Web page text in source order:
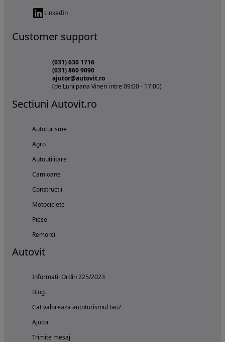
LinkedIn
Customer support
(031) 630 1716
(031) 860 9090
ajutor@autovit.ro
(de Luni pana Vineri intre 09:00 - 17:00)
Sectiuni Autovit.ro
Autoturisme
Agro
Autoutilitare
Camioane
Constructii
Motociclete
Piese
Remorci
Autovit
Informatii Ordin 225/2023
Blog
Cat valoreaza autoturismul tau?
Ajutor
Trimite mesaj